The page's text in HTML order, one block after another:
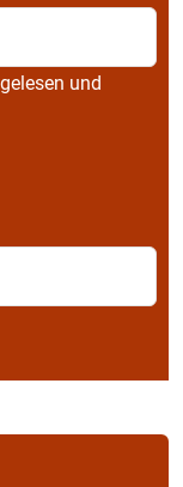
gelesen und